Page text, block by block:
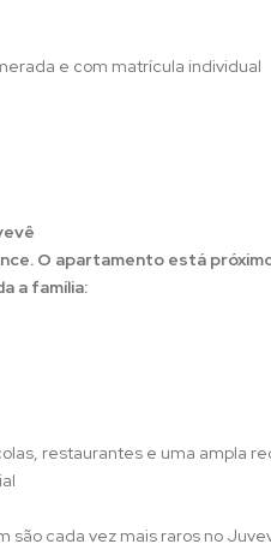
e com matrícula individual
O apartamento está
a família:
restaurantes e uma ampla
cada vez mais raros no